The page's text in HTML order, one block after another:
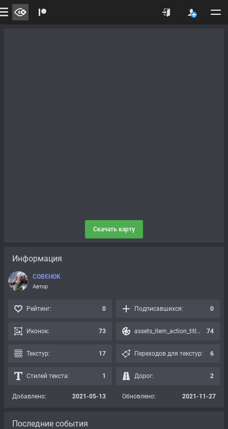
Скачать карту
Информация
COBEHOK
Автор
Рейтинг: 0 Подписавшихся: 0
Иконок: 73 assets_item_action_title_icons_presets: 74
Текстур: 17 Переходов для текстур: 6
Стилей текста: 1 Дорог: 2
Добавлено: 2021-05-13 Обновлено: 2021-11-27
Последние события